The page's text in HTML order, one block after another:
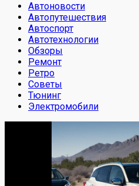
Автоновости
Автопутешествия
Автоспорт
Автотехнологии
Обзоры
Ремонт
Ретро
Советы
Тюнинг
Электромобили